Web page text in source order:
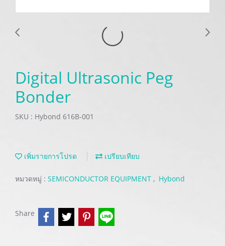
Digital Ultrasonic Peg
Bonder
SKU : Hybond 616B-001
เพิ่มรายการโปรด เปรียบเทียบ
หมวดหมู่ : SEMICONDUCTOR EQUIPMENT , Hybond
Share